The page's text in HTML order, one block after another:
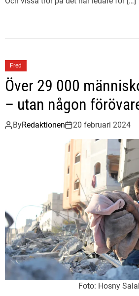
Fred
Över 29 000
– utan någon
ByRedaktionen 20 februari 2024
Foto: Hosny